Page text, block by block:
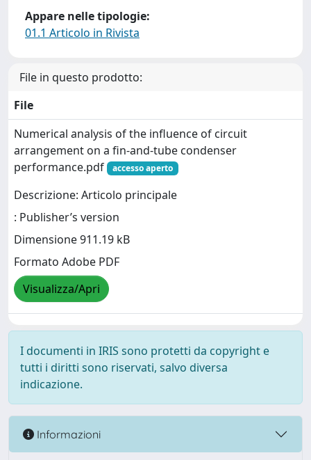
Appare nelle tipologie:
01.1 Articolo in Rivista
File in questo prodotto:
File
Numerical analysis of the influence of circuit
arrangement on a fin-and-tube condenser
performance.pdf
accesso aperto
Descrizione: Articolo principale
: Publisher’s version
Dimensione 911.19 kB
Formato Adobe PDF
Visualizza/Apri
I documenti in IRIS sono protetti da copyright e
tutti i diritti sono riservati, salvo diversa
indicazione.
Informazioni